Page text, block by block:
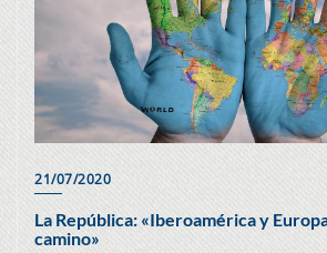
21/07/2020
La República: «Iberoamérica y
camino»